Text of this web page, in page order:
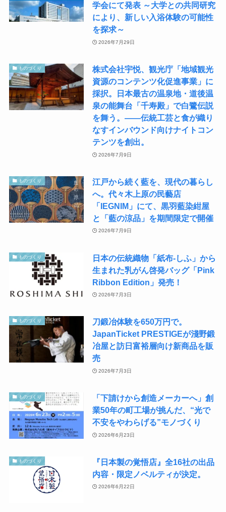
学会にて発表 ​～大学との共同研究
により、新しい入浴体験の可能性
を探求～
2026年7月29日
ものづくり
株式会社宇悦、観光庁「地域観光
資源のコンテンツ化促進事業」に
採択。日本最古の温泉地・道後温
泉の能舞台「千寿殿」で白鷺伝説
を舞う。――伝統工芸と食が織り
なすインバウンド向けナイトコン
テンツを創出。
2026年7月9日
ものづくり
江戸から続く藍を、現代の暮らし
へ。代々木上原の民藝店
「IEGNIM」にて、黒羽藍染紺屋
と「藍の涼品」を期間限定で開催
2026年7月9日
ものづくり
日本の伝統織物「紙布-しふ」から
生まれた乳がん啓発バッグ「Pink
Ribbon Edition」発売！
2026年7月3日
ものづくり
刀鍛冶体験を650万円で。
JapanTicket PRESTIGEが淺野鍛
冶屋と訪日富裕層向け新商品を販
売
2026年7月3日
ものづくり
「下請けから創造メーカーへ」創
業50年の町工場が挑んだ、“光で
不安をやわらげる”モノづくり
2026年6月23日
ものづくり
『日本製の覚悟店』全16社の出品
内容・限定ノベルティが決定。
2026年6月22日